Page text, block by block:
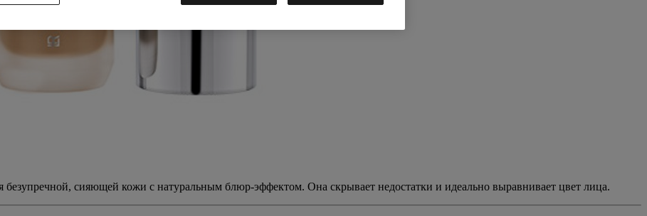
безупречной, сияющей кожи с натуральным блюр-эффектом. Она скрывает недостатки и идеально выравнивает цвет лица.